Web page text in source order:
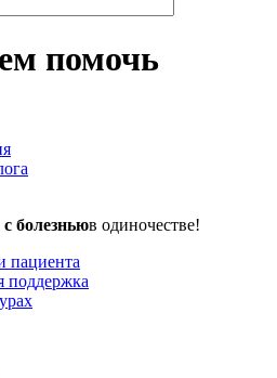
помочь
с болезньюв одиночестве!
пациента
поддержка